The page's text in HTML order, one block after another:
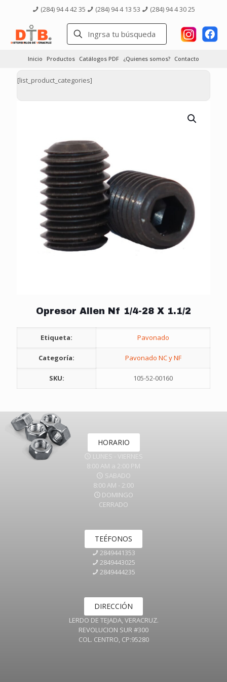
(284) 94 4 42 35 (284) 94 4 13 53 (284) 94 4 30 25
Inicio Productos Catálogos PDF ¿Quienes somos? Contacto
[list_product_categories]
Opresor Allen Nf 1/4-28 X 1.1/2
Etiqueta: Pavonado
Categoría: Pavonado NC y NF
SKU: 105-52-00160
HORARIO
LUNES - VIERNES
8:00 AM a 2:00 PM
SABADO
8:00 AM - 2:00
DOMINGO
CERRADO
TEÉFONOS
2849441353
2849443025
2849444235
DIRECCIÓN
LERDO DE TEJADA, VERACRUZ.
REVOLUCION SUR #300
COL. CENTRO, CP:95280